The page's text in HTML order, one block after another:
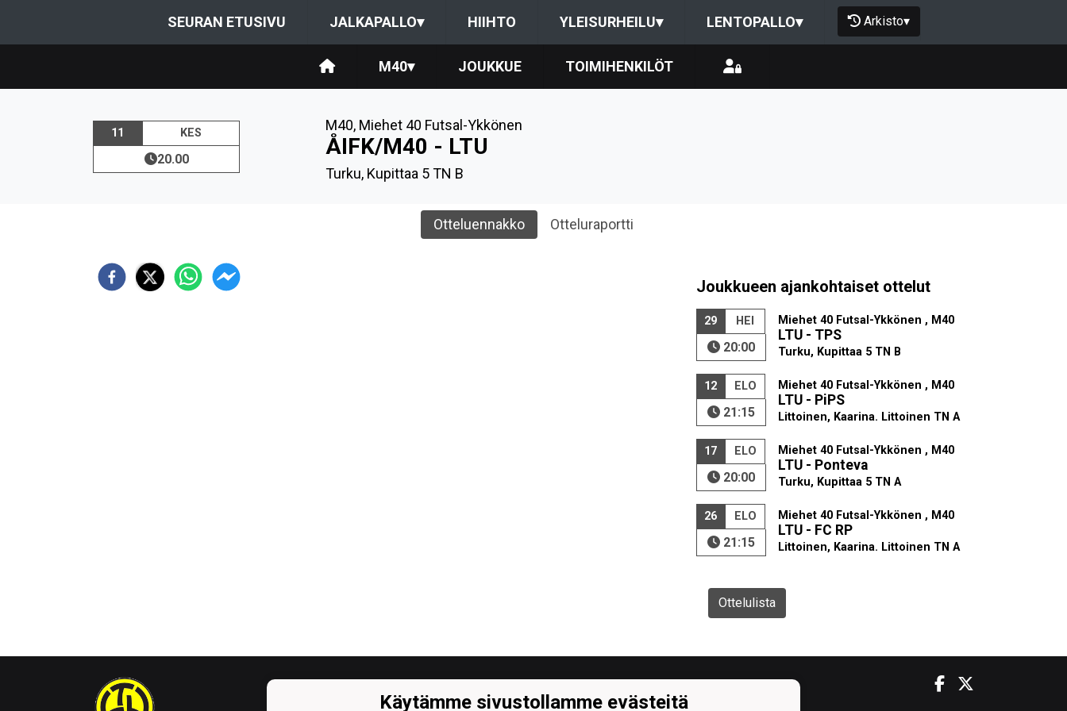
SEURAN ETUSIVU JALKAPALLO▾ HIIHTO YLEISURHEILU▾ LENTOPALLO▾ Arkisto▾
M40▾ JOUKKUE TOIMIHENKILÖT
11 KES
20.00
M40, Miehet 40 Futsal-Ykkönen
ÅIFK/M40 - LTU
Turku, Kupittaa 5 TN B
Otteluennakko Otteluraportti
Joukkueen ajankohtaiset ottelut
29 HEI
20:00
Miehet 40 Futsal-Ykkönen , M40
LTU - TPS
Turku, Kupittaa 5 TN B
12 ELO
21:15
Miehet 40 Futsal-Ykkönen , M40
LTU - PiPS
Littoinen, Kaarina. Littoinen TN A
17 ELO
20:00
Miehet 40 Futsal-Ykkönen , M40
LTU - Ponteva
Turku, Kupittaa 5 TN A
26 ELO
21:15
Miehet 40 Futsal-Ykkönen , M40
LTU - FC RP
Littoinen, Kaarina. Littoinen TN A
Ottelulista
Käytämme sivustollamme evästeitä